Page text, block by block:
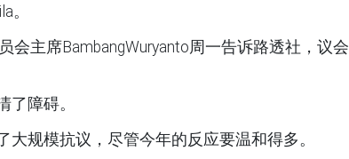
。
会主席BambangWuryanto周一告诉路透社，议会
障碍。
规模抗议，尽管今年的反应要温和得多。